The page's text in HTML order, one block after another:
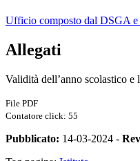
Ufficio composto dal DSGA e
Allegati
Validità dell’anno scolastico
File PDF
Contatore click: 55
Pubblicato: 14-03-2024 -